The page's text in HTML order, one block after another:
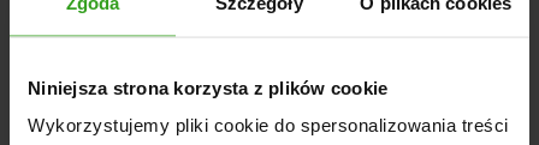
Niniejsza strona korzysta z plików cookie
Wykorzystujemy pliki cookie do spersonalizowania treści
Zmienne odległości sadzenia w rzędzie: 29 cm, 32 cm, 35
Regulowana głębokość sadzenia: od 10 cm do 15 cm;
Regulacja odległości sadzeniaków poprzez zmianę